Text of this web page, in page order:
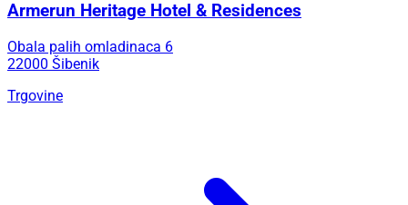
Armerun Heritage Hotel & Residences
Obala palih omladinaca 6
22000 Šibenik
Trgovine